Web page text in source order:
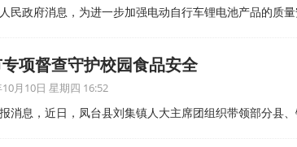
民政府消息，为进一步加强电动自行车锂电池产品的质量
项督查守护校园食品安全
月10日 星期四 16:52
消息，近日，凤台县刘集镇人大主席团组织带领部分县